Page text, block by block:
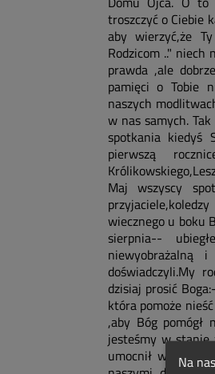
troszczyć o Ciebie
aby wierzyć,że
Rodzicom .." niech
prawda ,ale
pamięci o Tobie
naszych
w nas samych.
spotkania kiedyś
pierwszą
Maj wszyscy
wiecznego u boku
sierpnia--
doświadczyli.My
dzisiaj prosić
która pomoże
,aby Bóg
jesteśmy w stanie
umocnił w nas
Na